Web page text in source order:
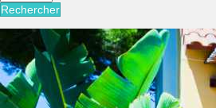
Rechercher